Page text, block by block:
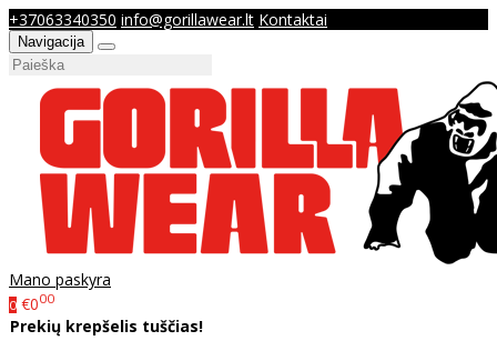
+37063340350 info@gorillawear.lt Kontaktai
Navigacija
Mano paskyra
0 €000
Prekių krepšelis tuščias!